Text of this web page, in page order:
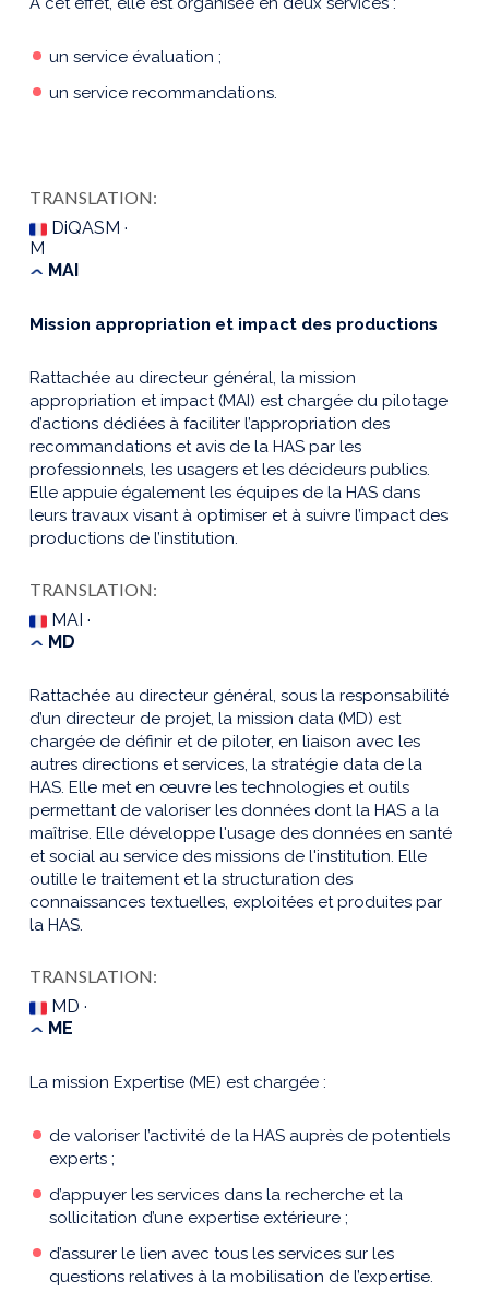
un service évaluation ;
un service recommandations.
TRANSLATION:
DiQASM ·
M
MAI
Mission appropriation et impact des productions
Rattachée au directeur général, la mission
appropriation et impact (MAI) est chargée du pilotage
d’actions dédiées à faciliter l’appropriation des
recommandations et avis de la HAS par les
professionnels, les usagers et les décideurs publics.
Elle appuie également les équipes de la HAS dans
leurs travaux visant à optimiser et à suivre l’impact des
productions de l’institution.
TRANSLATION:
MAI ·
MD
Rattachée au directeur général, sous la responsabilité
d’un directeur de projet, la mission data (MD) est
chargée de définir et de piloter, en liaison avec les
autres directions et services, la stratégie data de la
HAS. Elle met en œuvre les technologies et outils
permettant de valoriser les données dont la HAS a la
maîtrise. Elle développe l'usage des données en santé
et social au service des missions de l'institution. Elle
outille le traitement et la structuration des
connaissances textuelles, exploitées et produites par
la HAS.
TRANSLATION:
MD ·
ME
La mission Expertise (ME) est chargée :
de valoriser l’activité de la HAS auprès de potentiels
experts ;
d’appuyer les services dans la recherche et la
sollicitation d’une expertise extérieure ;
d’assurer le lien avec tous les services sur les
questions relatives à la mobilisation de l’expertise.